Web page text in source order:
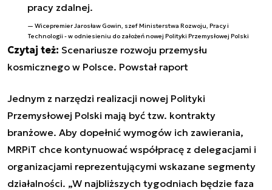
pracy zdalnej.
Wicepremier Jarosław Gowin, szef Ministerstwa Rozwoju, Pracy i
Technologii - w odniesieniu do założeń nowej Polityki Przemysłowej Polski
Czytaj też: Scenariusze rozwoju przemysłu
kosmicznego w Polsce. Powstał raport
Jednym z narzędzi realizacji nowej Polityki
Przemysłowej Polski mają być tzw. kontrakty
branżowe. Aby dopełnić wymogów ich zawierania,
MRPiT chce kontynuować współpracę z delegacjami i
organizacjami reprezentującymi wskazane segmenty
działalności. „W najbliższych tygodniach będzie faza